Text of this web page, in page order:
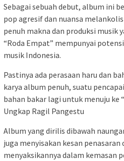
Sebagai sebuah debut, album ini
pop agresif dan nuansa
penuh makna dan produksi musik
“Roda Empat” mempunyai
musik Indonesia.
Pastinya ada perasaan haru dan
karya album penuh, suatu
bahan bakar lagi untuk menuju ke
Ungkap Ragil Pangestu
Album yang dirilis dibawah
juga menyisakan kesan
menyaksikannya dalam kemasan